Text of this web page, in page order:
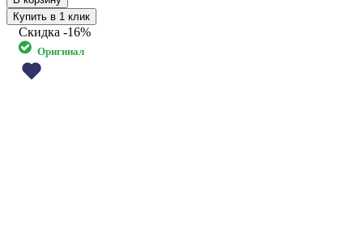
Купить в 1 клик
Скидка -16%
Оригинал